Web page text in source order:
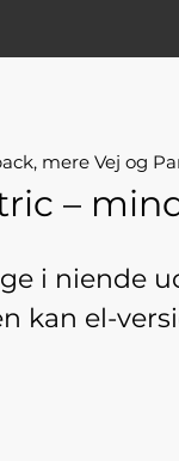
mere Vej og
–
i niende
kan el-